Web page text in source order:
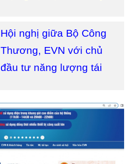
Hội nghị giữa Bộ Công
Thương, EVN với chủ
đầu tư năng lượng tái